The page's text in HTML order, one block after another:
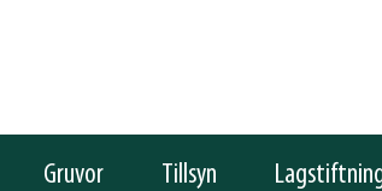
Gruvor Tillsyn